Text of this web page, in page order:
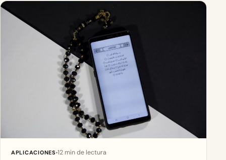
APLICACIONES 12 min de lectura